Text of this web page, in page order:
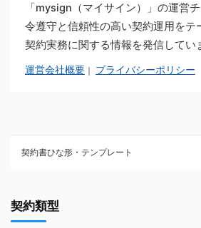
「mysign（マイサイン）」の運営
令遵守と信頼性の高い契約運用をテ
契約実務に関する情報を発信してい
運営会社概要 ｜ プライバシーポリシー
契約書ひな形・テンプレート
NDA（秘密保持契約）
契約類型